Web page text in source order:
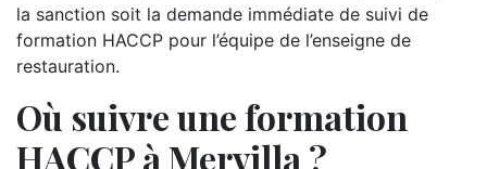
la sanction soit la demande immédiate de suivi de
formation HACCP pour l’équipe de l’enseigne de
restauration.
Où suivre une formation
HACCP à Mervilla ?